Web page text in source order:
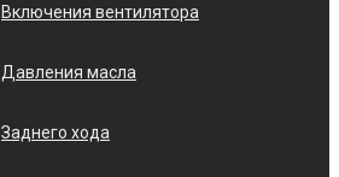
Включения вентилятора
Давления масла
Заднего хода